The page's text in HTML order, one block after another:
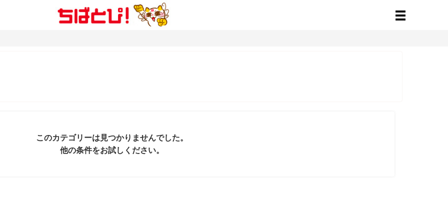
このカテゴリーは見つかりませんでした。
他の条件をお試しください。